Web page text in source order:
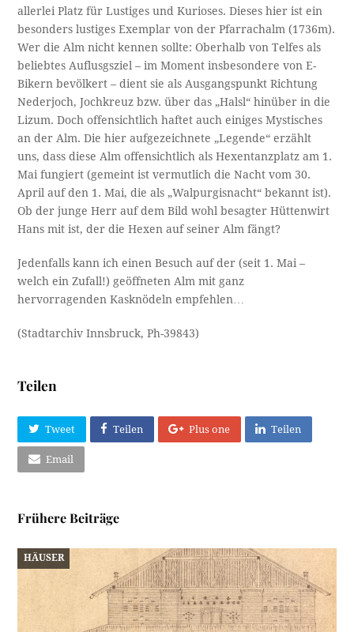
allerlei Platz für Lustiges und Kurioses. Dieses hier ist ein
besonders lustiges Exemplar von der Pfarrachalm (1736m).
Wer die Alm nicht kennen sollte: Oberhalb von Telfes als
beliebtes Auflusgsziel – im Moment insbesondere von E-
Bikern bevölkert – dient sie als Ausgangspunkt Richtung
Nederjoch, Jochkreuz bzw. über das „Halsl“ hinüber in die
Lizum. Doch offensichtlich haftet auch einiges Mystisches
an der Alm. Die hier aufgezeichnete „Legende“ erzählt
uns, dass diese Alm offensichtlich als Hexentanzplatz am 1.
Mai fungiert (gemeint ist vermutlich die Nacht vom 30.
April auf den 1. Mai, die als „Walpurgisnacht“ bekannt ist).
Ob der junge Herr auf dem Bild wohl besagter Hüttenwirt
Hans mit ist, der die Hexen auf seiner Alm fängt?
Jedenfalls kann ich einen Besuch auf der (seit 1. Mai –
welch ein Zufall!) geöffneten Alm mit ganz
hervorragenden Kasknödeln empfehlen…
(Stadtarchiv Innsbruck, Ph-39843)
Teilen
Tweet Teilen Plus one Teilen
Email
Frühere Beiträge
HÄUSER